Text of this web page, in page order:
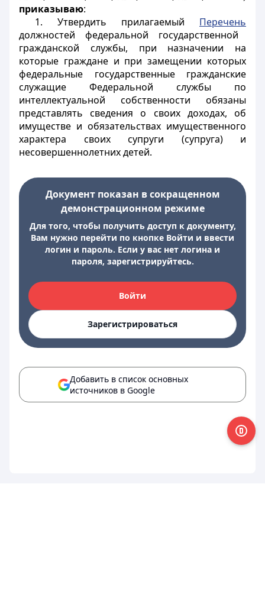
приказываю:
1. Утвердить прилагаемый Перечень
должностей федеральной государственной
гражданской службы, при назначении на
которые граждане и при замещении которых
федеральные государственные гражданские
служащие Федеральной службы по
интеллектуальной собственности обязаны
представлять сведения о своих доходах, об
имуществе и обязательствах имущественного
характера своих супруги (супруга) и
несовершеннолетних детей.
Документ показан в сокращенном
демонстрационном режиме
Для того, чтобы получить доступ к документу,
Вам нужно перейти по кнопке Войти и ввести
логин и пароль. Если у вас нет логина и
пароля, зарегистрируйтесь.
Войти
Зарегистрироваться
Добавить в список основных
источников в Google